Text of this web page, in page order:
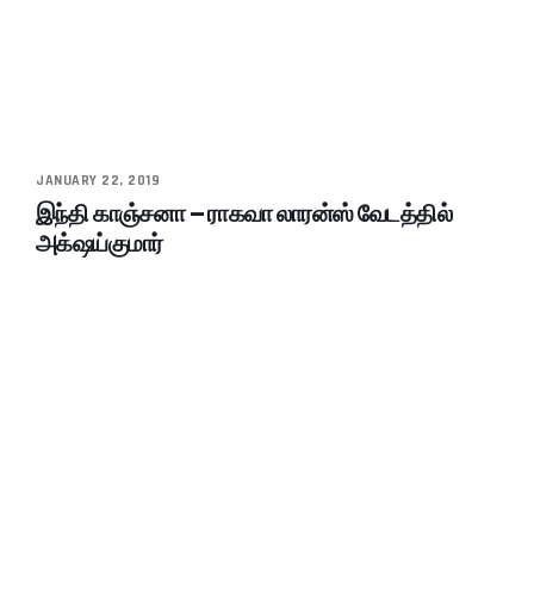
JANUARY 22, 2019
இந்தி காஞ்சனா – ராகவா லாரன்ஸ் வேடத்தில்
அக்‌ஷய்குமார்